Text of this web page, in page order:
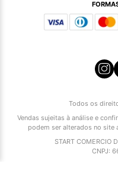
Todos os
Vendas sujeitas à análise e
podem ser alterados no site
START COMERCIO
CNPJ: